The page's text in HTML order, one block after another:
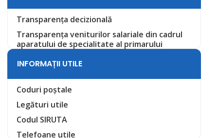
Transparența decizională
Transparența veniturilor salariale din cadrul
aparatului de specialitate al primarului
INFORMAȚII UTILE
Coduri poștale
Legături utile
Codul SIRUTA
Telefoane utile